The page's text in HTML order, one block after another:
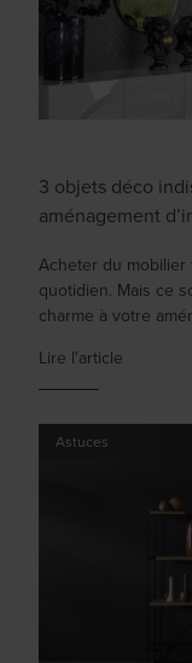
3 objets déco
aménagement
Acheter du
quotidien. Mais ce
charme à votre
Lire l'article
Astuces